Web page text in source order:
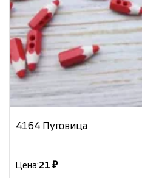
4164 Пуговица
Цена:21 ₽